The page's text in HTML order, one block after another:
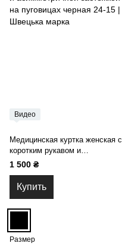
Видео
Медицинская куртка женская с
коротким рукавом и
асимметричной застежкой на
1 500 ₴
Купить
Размер